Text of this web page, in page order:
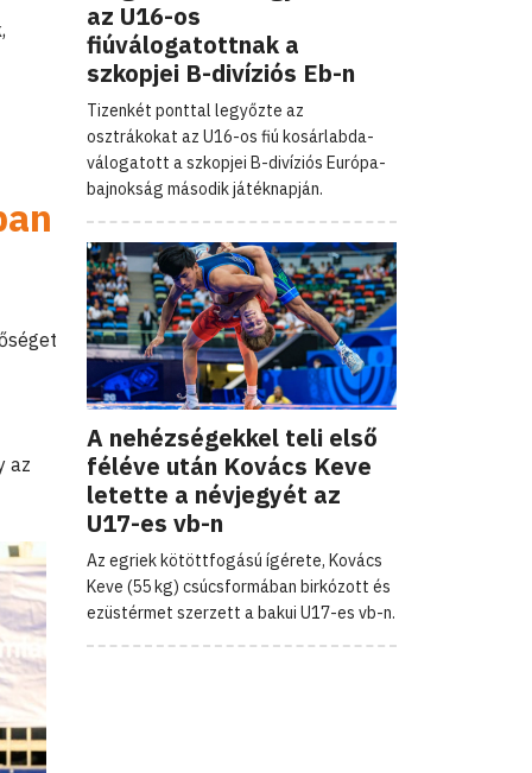
az
az U16-os
fiúválogatottnak a
szkopjei B-divíziós Eb-n
Tizenkét ponttal legyőzte az
osztrákokat az U16-os fiú kosárlabda-
válogatott a szkopjei B-divíziós Európa-
bajnokság második játéknapján.
A nehézségekkel teli első
féléve után Kovács Keve
letette a névjegyét az
U17-es vb-n
Az egriek kötöttfogású ígérete, Kovács
Keve (55 kg) csúcsformában birkózott és
ezüstérmet szerzett a bakui U17-es vb-n.